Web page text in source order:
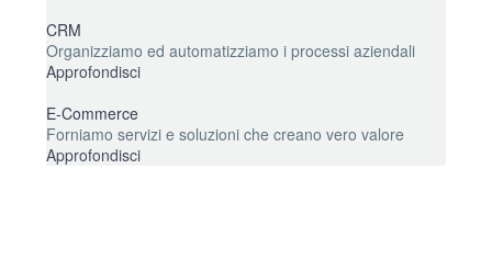
CRM
Organizziamo ed automatizziamo i processi aziendali
Approfondisci
E-Commerce
Forniamo servizi e soluzioni che creano vero valore
Approfondisci